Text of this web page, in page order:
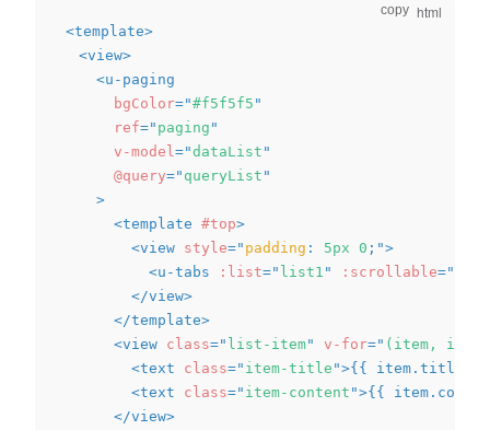
<template>
<view>
<u-paging
bgColor="#f5f5f5 "
ref=" paging "
v-model ="dataList "
@query=" queryList "
>
<template #top>
<view style=" padding : 5px 0 ; ">
<u-tabs :list=" list1 " :scrollable="
</view>
</template>
<view class=" list-item" v-for=" (item,
<text class=" item-title ">{{ item.title }}
<text class=" item-content ">{{
</view>
copy